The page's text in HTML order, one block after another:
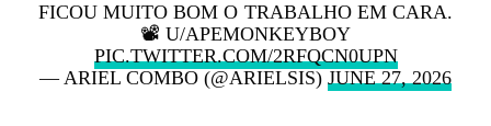
FICOU MUITO BOM O TRABALHO EM CARA.
📽️ U/APEMONKEYBOY
PIC.TWITTER.COM/2RFQCN0UPN
— ARIEL COMBO (@ARIELSIS)JUNE 27, 2026